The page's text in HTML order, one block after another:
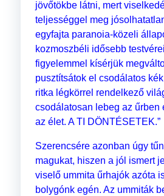
jövőtökbe látni, mert
teljességgel meg
egyfajta paranoia-közeli
kozmoszbéli idősebb
figyelemmel kísérjük
pusztítsátok el csodálatos
ritka légkörrel rendelkező
csodálatosan lebeg az űrben
az élet. A TI DÖNTÉSETEK.”
Szerencsére azonban úgy
magukat, hiszen a jól ismert
viselő ummita űrhajók azóta
bolygónk egén. Az ummiták